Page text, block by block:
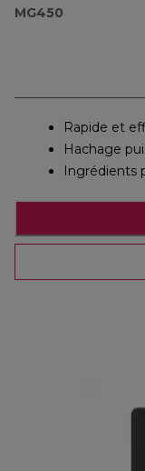
MG450
Rapide et
Hachage
Ingrédients